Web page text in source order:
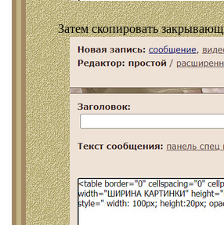
Затем скопировать